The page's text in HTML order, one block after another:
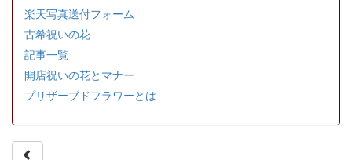
楽天写真送付フォーム
古希祝いの花
記事一覧
開店祝いの花とマナー
プリザーブドフラワーとは